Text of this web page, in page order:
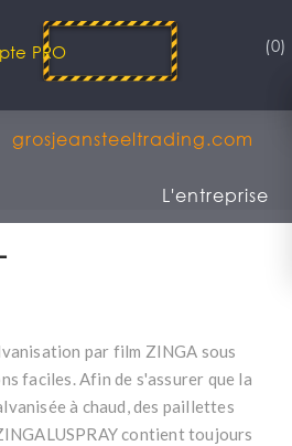
PRO (0)
grosjeansteeltrading.com
L'entreprise
par film ZINGA sous
faciles. Afin de s'assurer que la
à chaud, des paillettes
contient toujours